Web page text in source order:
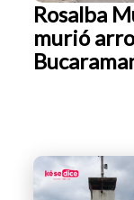
Rosalba
murió